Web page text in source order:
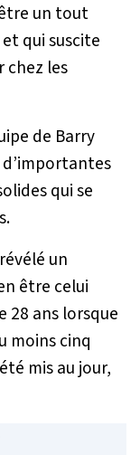
un tout
qui suscite
chez les
de Barry
qui se
un
être celui
28 ans lorsque
moins cinq
mis au jour,